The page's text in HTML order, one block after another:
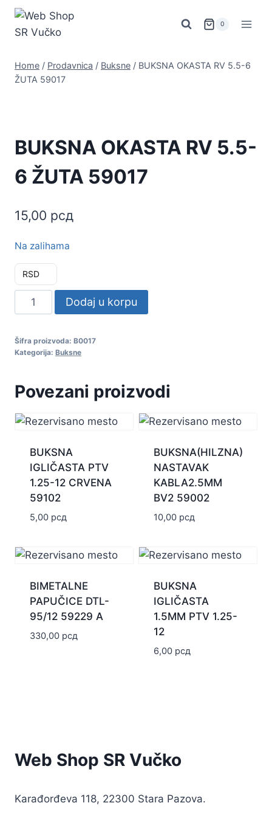
Skip
content
0
Home / Prodavnica / Buksne / BUKSNA OKASTA RV 5.5-6
ŽUTA 59017
BUKSNA OKASTA RV 5.5-
6 ŽUTA 59017
15,00 рсд
Na zalihama
RSD
BUKSNA
OKASTA
5.5-
59017
količina
Dodaj u korpu
Šifra proizvoda: B0017
Kategorija: Buksne
Povezani proizvodi
BUKSNA
IGLIČASTA PTV
1.25-12 CRVENA
59102
5,00 рсд
BUKSNA(HILZNA)
NASTAVAK
KABLA2.5MM
BV2 59002
10,00 рсд
BIMETALNE
PAPUČICE DTL-
95/12 59229 A
330,00 рсд
BUKSNA
IGLIČASTA
1.5MM PTV 1.25-
12
6,00 рсд
Web Shop SR Vučko
Karađorđeva 118, 22300 Stara Pazova.